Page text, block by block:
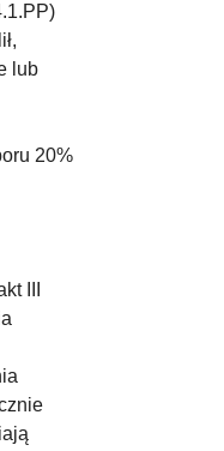
lub
20%
III